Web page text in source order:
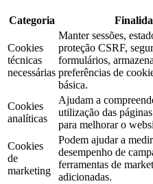
Categoria
Cookies
técnicas
necessárias
Manter sessões,
proteção CSRF,
formulários,
preferências de
básica.
Cookies
analíticas
Ajudam a
utilização das
para melhorar o
Cookies
de
marketing
Podem ajudar a
desempenho de
ferramentas de
adicionadas.